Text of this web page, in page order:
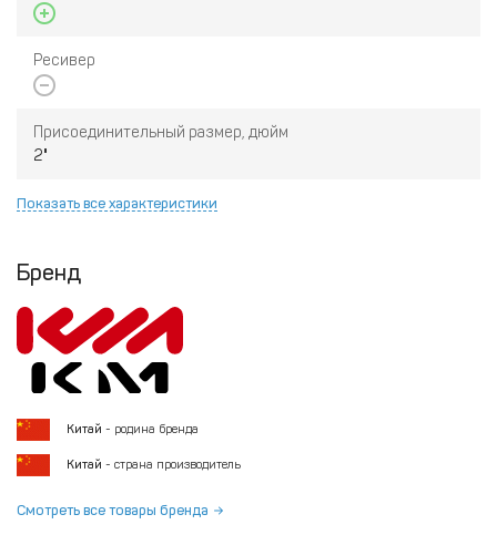
Ресивер
Присоединительный размер, дюйм
2"
Показать все характеристики
Бренд
Китай - родина бренда
Китай - страна производитель
Смотреть все товары бренда